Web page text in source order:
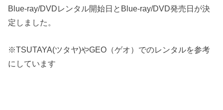
Blue-ray/DVDレンタル開始日とBlue-ray/DVD発売日が決
定しました。
※TSUTAYA(ツタヤ)やGEO（ゲオ）でのレンタルを参考
にしています